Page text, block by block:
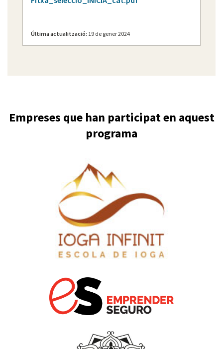
Última actualització: 19 de gener 2024
Empreses que han participat en aquest
programa